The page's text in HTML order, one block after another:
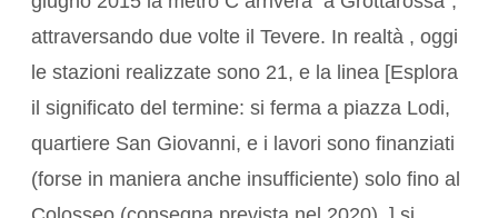
attraversando due volte il Tevere. In realtà , oggi
le stazioni realizzate sono 21, e la linea [Esplora
il significato del termine: si ferma a piazza Lodi,
quartiere San Giovanni, e i lavori sono finanziati
(forse in maniera anche insufficiente) solo fino al